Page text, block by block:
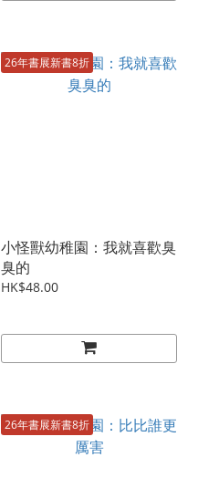
26年書展新書8折
小怪獸幼稚園：我就喜歡臭
臭的
HK$48.00
26年書展新書8折